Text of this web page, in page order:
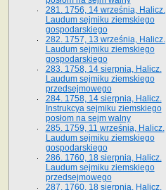
281. 1756, 14 września, Halicz.
Laudum sejmiku ziemskiego
gospodarskiego
282. 1757, 13 września, Halicz.
Laudum sejmiku ziemskiego
gospodarskiego
283. 1758, 14 sierpnia, Halicz.
Laudum sejmiku ziemskiego
przedsejmowego
284. 1758, 14 sierpnia, Halicz.
Instrukcya sejmiku ziemskiego
posłom na sejm walny
285. 1759, 11 września, Halicz.
Laudum sejmiku ziemskiego
gospodarskiego
286. 1760, 18 sierpnia, Halicz.
Laudum sejmiku ziemskiego
przedsejmowego
287. 1760, 18 sierpnia, Halicz.